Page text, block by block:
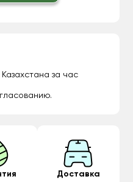
за час
Доставка